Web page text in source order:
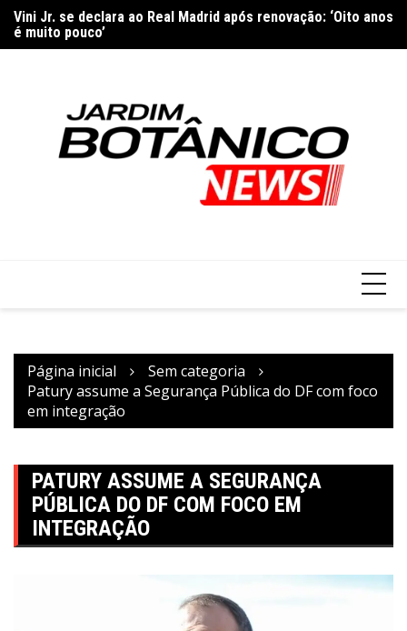
para
o
Vini Jr. se declara ao Real Madrid após renovação: ‘Oito anos
é muito pouco’
Página inicial
Sem categoria
Patury assume a Segurança Pública do DF com foco
em integração
PATURY ASSUME A SEGURANÇA
PÚBLICA DO DF COM FOCO EM
INTEGRAÇÃO